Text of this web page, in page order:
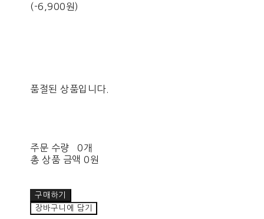
(-6,900원)
품절된 상품입니다.
주문 수량
0개
총 상품 금액 0원
구매하기
장바구니에 담기